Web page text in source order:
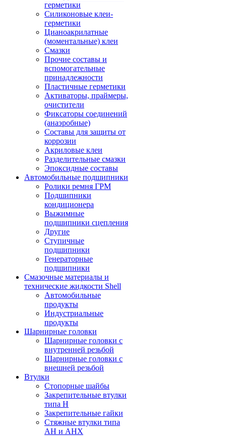
герметики
Силиконовые клеи-
герметики
Цианоакрилатные
(моментальные) клеи
Смазки
Прочие составы и
вспомогательные
принадлежности
Пластичные герметики
Активаторы, праймеры,
очистители
Фиксаторы соединений
(анаэробные)
Составы для защиты от
коррозии
Акриловые клеи
Разделительные смазки
Эпоксидные составы
Автомобильные подшипники
Ролики ремня ГРМ
Подшипники
кондиционера
Выжимные
подшипники сцепления
Другие
Ступичные
подшипники
Генераторные
подшипники
Смазочные материалы и
технические жидкости Shell
Автомобильные
продукты
Индустриальные
продукты
Шарнирные головки
Шарнирные головки с
внутренней резьбой
Шарнирные головки с
внешней резьбой
Втулки
Стопорные шайбы
Закрепительные втулки
типа H
Закрепительные гайки
Стяжные втулки типа
AH и AHX